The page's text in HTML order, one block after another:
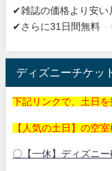
✔雑誌の価格より安い
✔さらに31日間無料
ディズニーチケッ
下記リンクで、土日を
【人気の土日】の空
〇【一休】ディズニ